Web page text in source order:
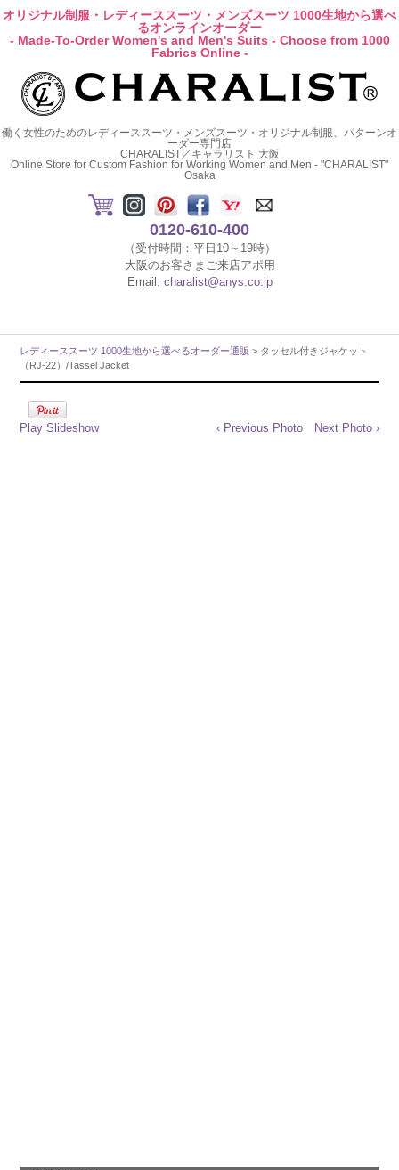
オリジナル制服・レディーススーツ・メンズスーツ 1000生地から選べ
るオンラインオーダー
- Made-To-Order Women's and Men's Suits - Choose from 1000
Fabrics Online -
働く女性のためのレディーススーツ・メンズスーツ・オリジナル制服、パターンオ
ーダー専門店
CHARALIST／キャラリスト 大阪
Online Store for Custom Fashion for Working Women and Men - "CHARALIST"
Osaka
0120-610-400
（受付時間：平日10～19時）
大阪のお客さまご来店アポ用
Email: charalist@anys.co.jp
レディーススーツ 1000生地から選べるオーダー通販 > タッセル付きジャケット
（RJ-22）/Tassel Jacket
Play Slideshow ‹ Previous Photo Next Photo ›